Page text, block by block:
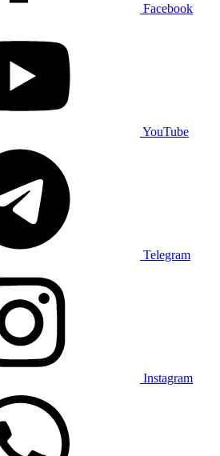
Facebook
YouTube
Telegram
Instagram